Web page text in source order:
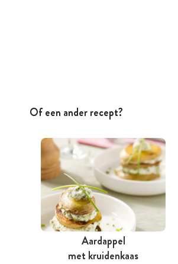
Of een ander recept?
Aardappel
met kruidenkaas